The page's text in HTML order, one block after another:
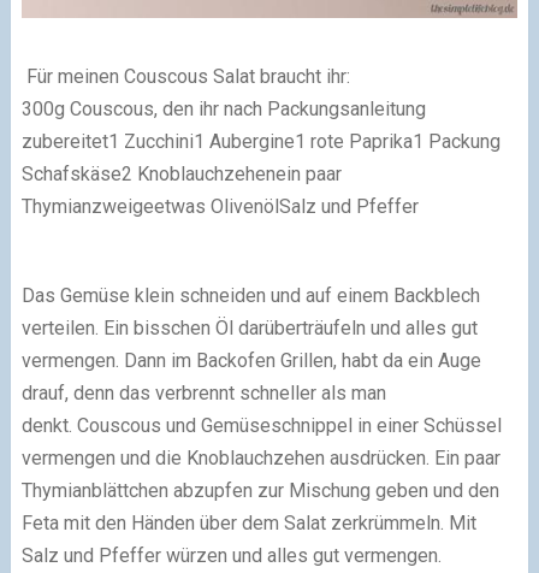
Für meinen Couscous Salat braucht ihr:
300g Couscous, den ihr nach Packungsanleitung
zubereitet1 Zucchini1 Aubergine1 rote Paprika1 Packung
Schafskäse2 Knoblauchzehenein paar
Thymianzweigeetwas OlivenölSalz und Pfeffer
Das Gemüse klein schneiden und auf einem Backblech
verteilen. Ein bisschen Öl darüberträufeln und alles gut
vermengen. Dann im Backofen Grillen, habt da ein Auge
drauf, denn das verbrennt schneller als man
denkt. Couscous und Gemüseschnippel in einer Schüssel
vermengen und die Knoblauchzehen ausdrücken. Ein paar
Thymianblättchen abzupfen zur Mischung geben und den
Feta mit den Händen über dem Salat zerkrümmeln. Mit
Salz und Pfeffer würzen und alles gut vermengen.